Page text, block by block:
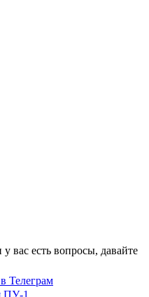
вас есть вопросы, давайте
Телеграм